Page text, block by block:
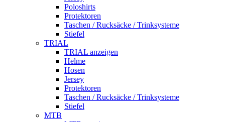
Poloshirts
Protektoren
Taschen / Rucksäcke / Trinksysteme
Stiefel
TRIAL
TRIAL anzeigen
Helme
Hosen
Jersey
Protektoren
Taschen / Rucksäcke / Trinksysteme
Stiefel
MTB